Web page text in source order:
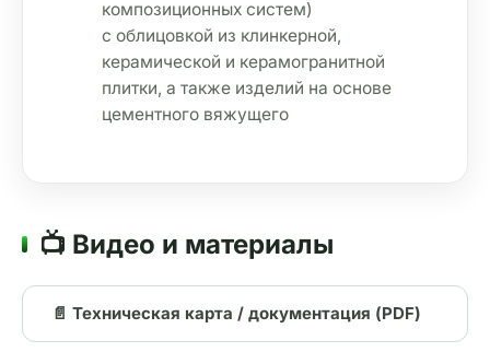
композиционных систем)
с облицовкой из клинкерной,
керамической и керамогранитной
плитки, а также изделий на основе
цементного вяжущего
📺 Видео и материалы
📄 Техническая карта / документация (PDF)